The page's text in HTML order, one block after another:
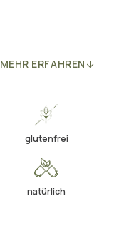
MEHR ERFAHREN
glutenfrei
natürlich